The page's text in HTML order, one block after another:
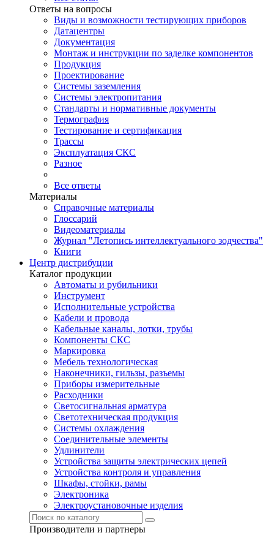
Ответы на вопросы
Виды и возможности тестирующих приборов
Датацентры
Документация
Монтаж и инструкции по заделке компонентов
Продукция
Проектирование
Системы заземления
Системы электропитания
Стандарты и нормативные документы
Термография
Тестирование и сертификация
Трассы
Эксплуатация СКС
Разное
Все ответы
Материалы
Справочные материалы
Глоссарий
Видеоматериалы
Журнал "Летопись интеллектуального зодчества"
Книги
Центр дистрибуции
Каталог продукции
Автоматы и рубильники
Инструмент
Исполнительные устройства
Кабели и провода
Кабельные каналы, лотки, трубы
Компоненты СКС
Маркировка
Мебель технологическая
Наконечники, гильзы, разъемы
Приборы измерительные
Расходники
Светосигнальная арматура
Светотехническая продукция
Системы охлаждения
Соединительные элементы
Удлинители
Устройства защиты электрических цепей
Устройства контроля и управления
Шкафы, стойки, рамы
Электроника
Электроустановочные изделия
Производители и партнеры